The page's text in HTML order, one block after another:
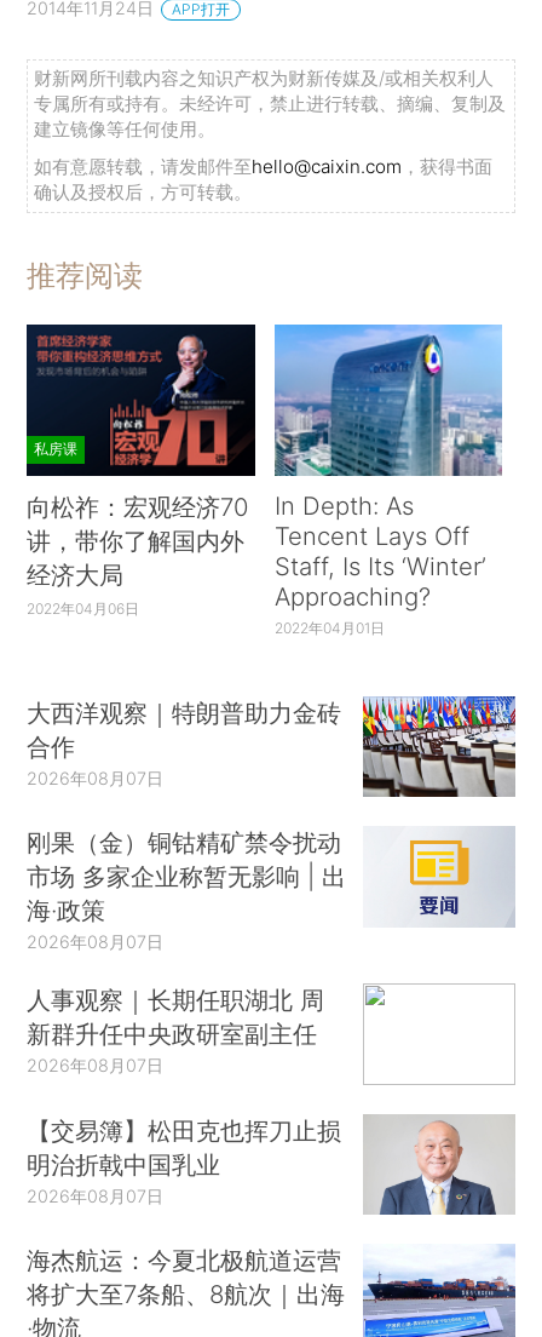
2014年11月24日 APP打开
财新网所刊载内容之知识产权为财新传媒及/或相关权利人
专属所有或持有。未经许可，禁止进行转载、摘编、复制及
建立镜像等任何使用。
如有意愿转载，请发邮件至hello@caixin.com ，获得书面
确认及授权后，方可转载。
推荐阅读
私房课
向松祚：宏观经济70
讲，带你了解国内外
经济大局
2022年04月06日
In Depth: As
Tencent Lays Off
Staff, Is Its ‘Winter’
Approaching?
2022年04月01日
大西洋观察｜特朗普助力金砖
合作
2026年08月07日
刚果（金）铜钴精矿禁令扰动
市场 多家企业称暂无影响 | 出
海·政策
2026年08月07日
人事观察｜长期任职湖北 周
新群升任中央政研室副主任
2026年08月07日
【交易簿】松田克也挥刀止损
明治折戟中国乳业
2026年08月07日
海杰航运：今夏北极航道运营
将扩大至7条船、8航次｜出海
·物流